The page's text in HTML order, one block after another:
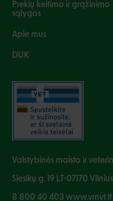
Prekių keitimo ir grąžinimo
sąlygos
Apie mus
DUK
Valstybinės maisto ir
Siesikų g. 19 LT-07170 Vilnius
8 800 40 403 www.vmvt.lt